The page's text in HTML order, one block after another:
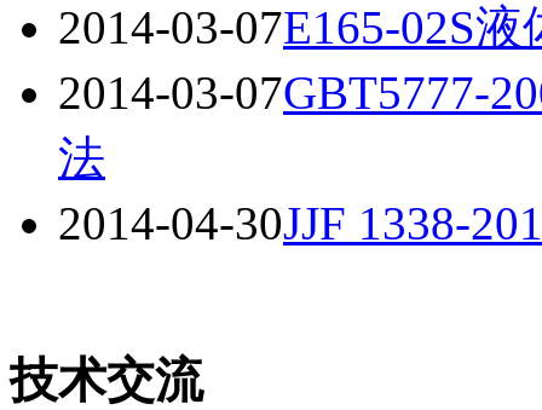
2014-03-07E165-02S
2014-03-07GBT5777-
法
2014-04-30JJF 1338-
技术交流